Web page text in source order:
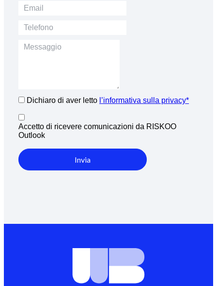
Dichiaro di aver letto l’informativa sulla privacy*
Accetto di ricevere comunicazioni da RISKOO
Outlook
Invia